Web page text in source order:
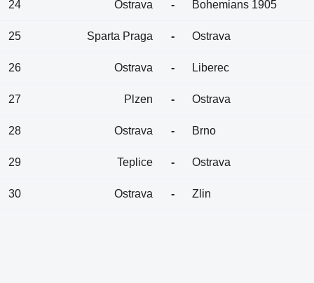
24 Ostrava - Bohemians 1905
25 Sparta Praga - Ostrava
26 Ostrava - Liberec
27 Plzen - Ostrava
28 Ostrava - Brno
29 Teplice - Ostrava
30 Ostrava - Zlin